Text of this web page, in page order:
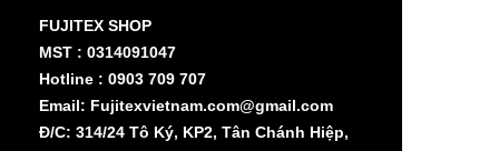
FUJITEX SHOP
MST : 0314091047
Hotline : 0903 709 707
Email: Fujitexvietnam.com@gmail.com
Đ/C: 314/24 Tô Ký, KP2, Tân Chánh Hiệp,